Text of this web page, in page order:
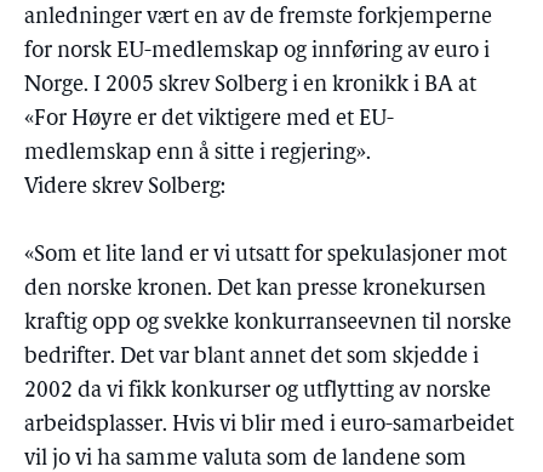
anledninger vært en av de fremste forkjemperne
for norsk EU-medlemskap og innføring av euro i
Norge. I 2005 skrev Solberg i en kronikk i BA at
«For Høyre er det viktigere med et EU-
medlemskap enn å sitte i regjering».
Videre skrev Solberg:
«Som et lite land er vi utsatt for spekulasjoner mot
den norske kronen. Det kan presse kronekursen
kraftig opp og svekke konkurranseevnen til norske
bedrifter. Det var blant annet det som skjedde i
2002 da vi fikk konkurser og utflytting av norske
arbeidsplasser. Hvis vi blir med i euro-samarbeidet
vil jo vi ha samme valuta som de landene som